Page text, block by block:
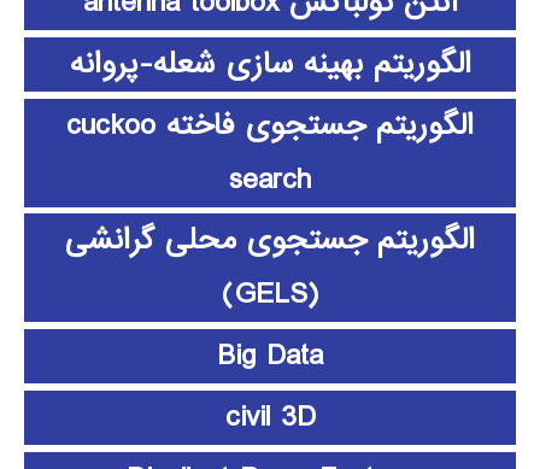
الگوریتم بهینه سازی شعله-پروانه
الگوریتم جستجوی فاخته cuckoo
search
الگوریتم جستجوی محلی گرانشی
(GELS)
Big Data
civil 3D